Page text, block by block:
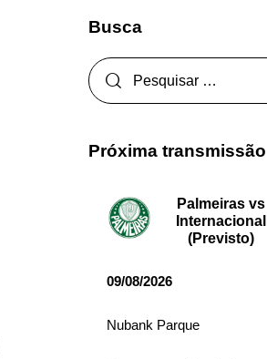
Busca
Próxima transmissão
Palmeiras vs
Internacional
(Previsto)
09/08/2026
Nubank Parque